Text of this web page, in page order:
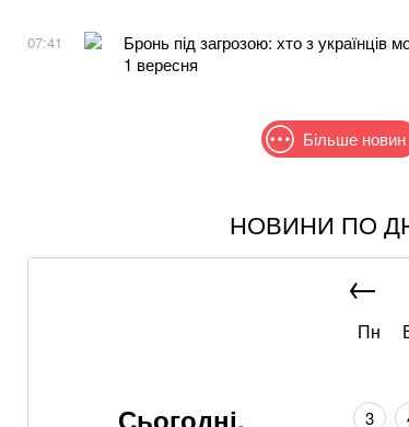
07:41
Бронь під загрозою: хто з українців
1 вересня
Більше новин
Співаків і телеведучих хочуть
Понад 9,2 млрд грн: що відомо про
Хацкевич: Гуцуляк навіть не
Втратили пенсійне посвідчення: у
НОВИНИ ПО
Сьогодні,
Пн
3